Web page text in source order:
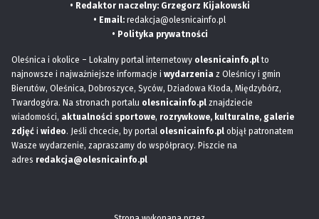
• Redaktor naczelny: Grzegorz Kijakowski
• Email: redakcja@olesnicainfo.pl
• Polityka prywatności
Oleśnica i okolice – Lokalny portal internetowy olesnicainfo.plto
najnowsze i najważniejsze informacje i wydarzenia z Oleśnicy i gmin
Bierutów, Oleśnica, Dobroszyce, Syców, Dziadowa Kłoda, Międzybórz,
Twardogóra. Na stronach portalu olesnicainfo.pl znajdziecie
wiadomości, aktualności sportowe, rozrywkowe, kulturalne, galerie
zdjęć i wideo. Jeśli chcecie, by portal olesnicainfo.pl objął patronatem
Wasze wydarzenie, zapraszamy do współpracy. Piszcie na
adres redakcja@olesnicainfo.pl